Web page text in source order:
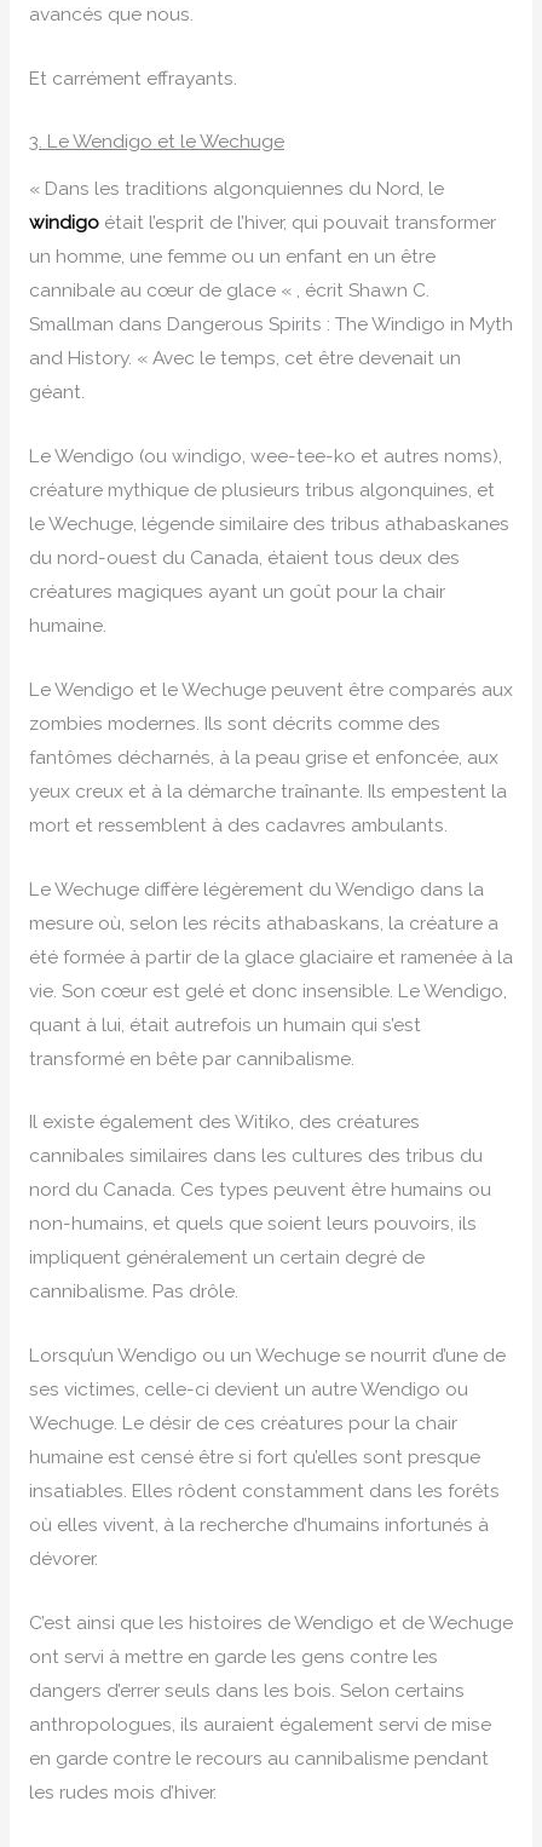
avancés que nous.
Et carrément effrayants.
3. Le Wendigo et le Wechuge
« Dans les traditions algonquiennes du Nord, le
windigoétait l’esprit de l’hiver, qui pouvait transformer
un homme, une femme ou un enfant en un être
cannibale au cœur de glace « , écrit Shawn C.
Smallman dans Dangerous Spirits : The Windigo in Myth
and History. « Avec le temps, cet être devenait un
géant.
Le Wendigo (ou windigo, wee-tee-ko et autres noms),
créature mythique de plusieurs tribus algonquines, et
le Wechuge, légende similaire des tribus athabaskanes
du nord-ouest du Canada, étaient tous deux des
créatures magiques ayant un goût pour la chair
humaine.
Le Wendigo et le Wechuge peuvent être comparés aux
zombies modernes. Ils sont décrits comme des
fantômes décharnés, à la peau grise et enfoncée, aux
yeux creux et à la démarche traînante. Ils empestent la
mort et ressemblent à des cadavres ambulants.
Le Wechuge diffère légèrement du Wendigo dans la
mesure où, selon les récits athabaskans, la créature a
été formée à partir de la glace glaciaire et ramenée à la
vie. Son cœur est gelé et donc insensible. Le Wendigo,
quant à lui, était autrefois un humain qui s’est
transformé en bête par cannibalisme.
Il existe également des Witiko, des créatures
cannibales similaires dans les cultures des tribus du
nord du Canada. Ces types peuvent être humains ou
non-humains, et quels que soient leurs pouvoirs, ils
impliquent généralement un certain degré de
cannibalisme. Pas drôle.
Lorsqu’un Wendigo ou un Wechuge se nourrit d’une de
ses victimes, celle-ci devient un autre Wendigo ou
Wechuge. Le désir de ces créatures pour la chair
humaine est censé être si fort qu’elles sont presque
insatiables. Elles rôdent constamment dans les forêts
où elles vivent, à la recherche d’humains infortunés à
dévorer.
C’est ainsi que les histoires de Wendigo et de Wechuge
ont servi à mettre en garde les gens contre les
dangers d’errer seuls dans les bois. Selon certains
anthropologues, ils auraient également servi de mise
en garde contre le recours au cannibalisme pendant
les rudes mois d’hiver.